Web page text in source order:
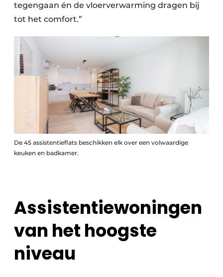
tegengaan én de vloerverwarming dragen bij
tot het comfort.”
De 45 assistentieflats beschikken elk over een volwaardige
keuken en badkamer.
Assistentiewoningen
van het hoogste
niveau